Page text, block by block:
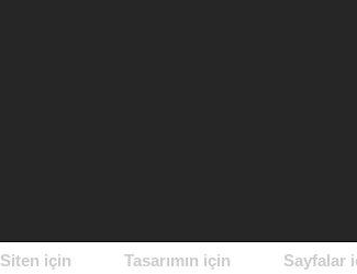
Siten için Tasarımın için Sayfalar